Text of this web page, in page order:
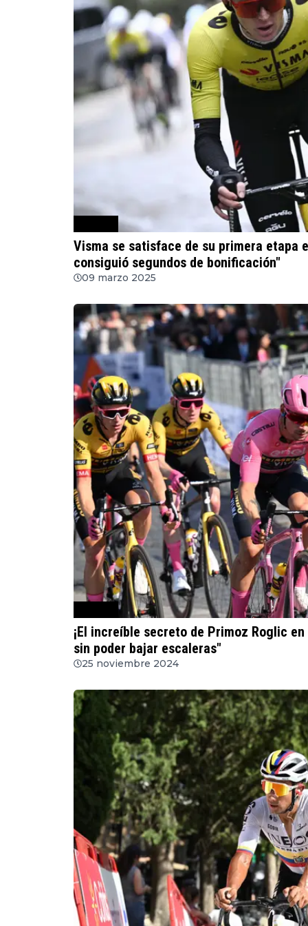
Visma se satisface de su primera etapa
consiguió segundos de bonificación"
09 marzo 2025
¡El increíble secreto de Primoz Roglic
sin poder bajar escaleras"
25 noviembre 2024